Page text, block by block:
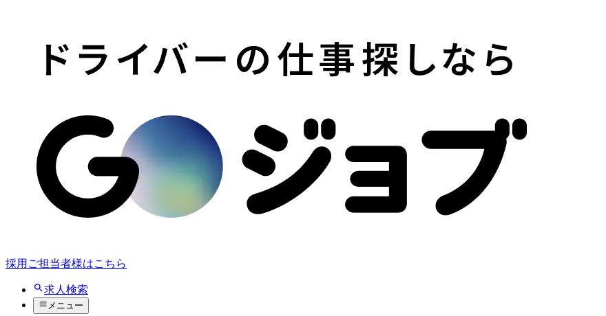
採用ご担当者様はこちら
求人検索
メニュー